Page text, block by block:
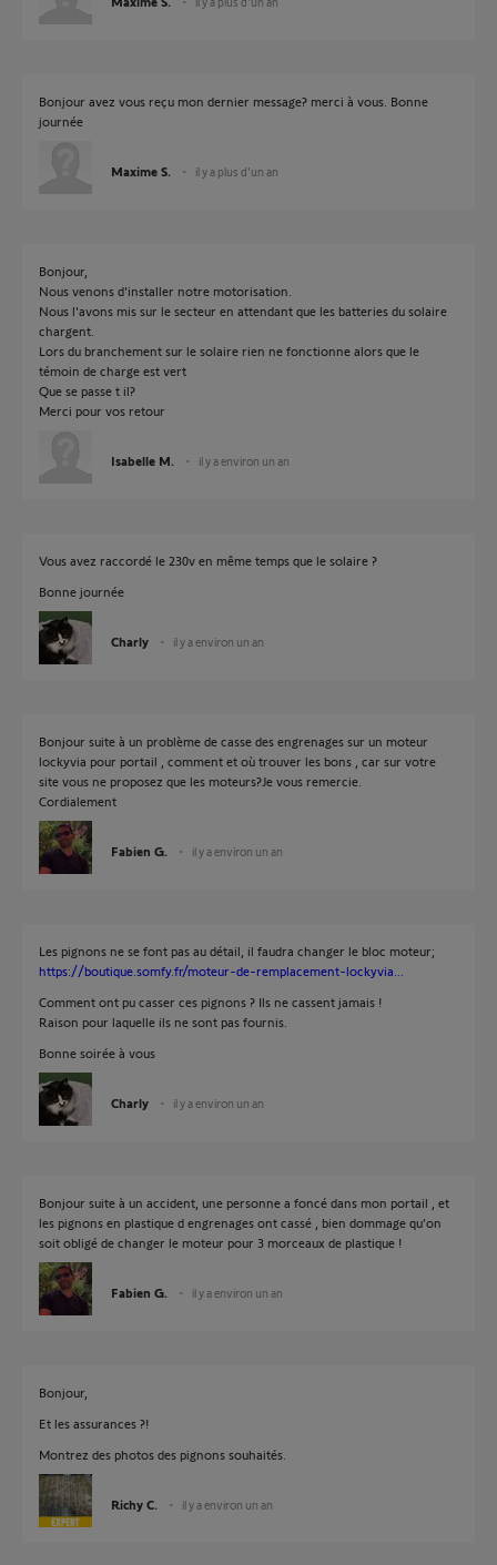
Bonjour avez vous reçu mon dernier message? merci à vous. Bonne
journée
Maxime S. il y a plus d'un an
Bonjour,
Nous venons d'installer notre motorisation.
Nous l'avons mis sur le secteur en attendant que les batteries du solaire
chargent.
Lors du branchement sur le solaire rien ne fonctionne alors que le
témoin de charge est vert
Que se passe t il?
Merci pour vos retour
Isabelle M. il y a environ un an
Vous avez raccordé le 230v en même temps que le solaire ?
Bonne journée
Charly il y a environ un an
Bonjour suite à un problème de casse des engrenages sur un moteur
lockyvia pour portail , comment et où trouver les bons , car sur votre
site vous ne proposez que les moteurs?Je vous remercie.
Cordialement
Fabien G. il y a environ un an
Les pignons ne se font pas au détail, il faudra changer le bloc moteur;
https://boutique.somfy.fr/moteur-de-remplacement-lockyvia...
Comment ont pu casser ces pignons ? Ils ne cassent jamais !
Raison pour laquelle ils ne sont pas fournis.
Bonne soirée à vous
Charly il y a environ un an
Bonjour suite à un accident, une personne a foncé dans mon portail , et
les pignons en plastique d engrenages ont cassé , bien dommage qu’on
soit obligé de changer le moteur pour 3 morceaux de plastique !
Fabien G. il y a environ un an
Bonjour,
Et les assurances ?!
Montrez des photos des pignons souhaités.
Richy C. il y a environ un an